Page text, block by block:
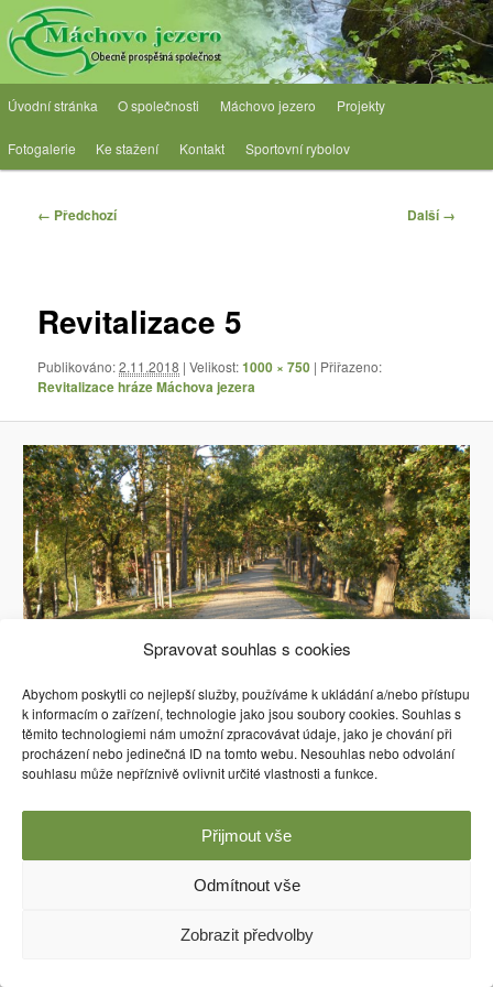
Spravovat souhlas s cookies
Abychom poskytli co nejlepší služby, používáme k ukládání a/nebo přístupu
k informacím o zařízení, technologie jako jsou soubory cookies. Souhlas s
těmito technologiemi nám umožní zpracovávat údaje, jako je chování při
procházení nebo jedinečná ID na tomto webu. Nesouhlas nebo odvolání
souhlasu může nepříznivě ovlivnit určité vlastnosti a funkce.
Přijmout vše
Odmítnout vše
Zobrazit předvolby
Přejít
k
hlavnímu
obsahu
webu OPS Máchovo jezero
Obecně prospěšná společnost
Hlavní
menu
Úvodní stránka O společnosti Máchovo jezero Projekty
Fotogalerie Ke stažení Kontakt Sportovní rybolov
Navigace
← Předchozí Další →
Revitalizace 5
Publikováno:2.11.2018 | Velikost:1000 × 750 | Přiřazeno:
Revitalizace hráze Máchova jezera